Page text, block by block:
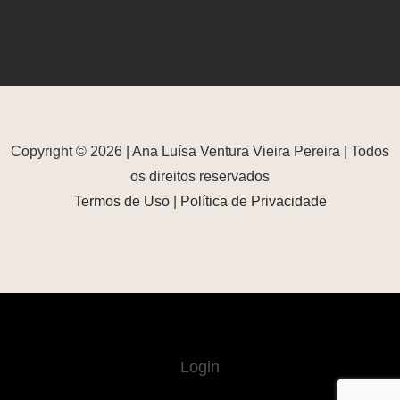
Copyright © 2026 | Ana Luísa Ventura Vieira Pereira | Todos
os direitos reservados
Termos de Uso| Política de Privacidade
Login